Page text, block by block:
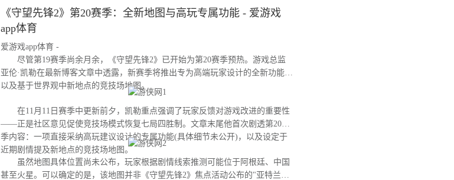
《守望先锋2》第20赛季：全新地图与高玩专属功能 - 爱游戏
app体育
爱游戏app体育 -
尽管第19赛季尚余月余，《守望先锋2》已开始为第20赛季预热。游戏总监
亚伦·凯勒在最新博客文章中透露，新赛季将推出专为高端玩家设计的全新功能，
以及基于世界观中新地点的竞技场地图。
在11月11日赛季中更新前夕，凯勒重点强调了玩家反馈对游戏改进的重要性
——正是社区意见促使竞技场模式恢复七局四胜制。文章末尾他首次剧透第20赛
季内容：一项直接采纳高玩建议设计的专属功能(具体细节未公开)，以及设定于
近期剧情提及新地点的竞技场地图。
虽然地图具体位置尚未公布，玩家根据剧情线索推测可能位于阿根廷、中国
甚至火星。可以确定的是，该地图并非《守望先锋2》焦点活动公布的"亚特兰蒂